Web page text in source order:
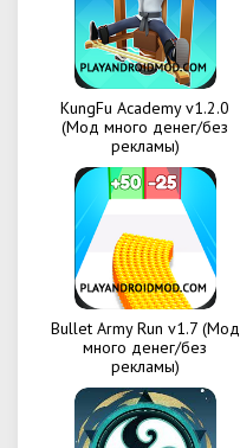
KungFu Academy v1.2.0
(Мод много денег/без
рекламы)
Bullet Army Run v1.7 (Мод
много денег/без
рекламы)